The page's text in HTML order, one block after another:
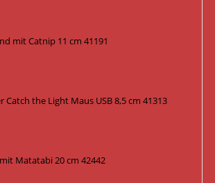
mit Catnip 11 cm 41191
Catch the Light Maus USB 8,5 cm 41313
Matatabi 20 cm 42442